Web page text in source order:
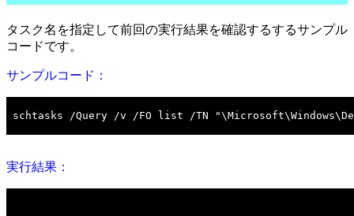
タスク名を指定して前回の実行結果を確認するするサンプル
コードです。
サンプルコード：
実行結果：